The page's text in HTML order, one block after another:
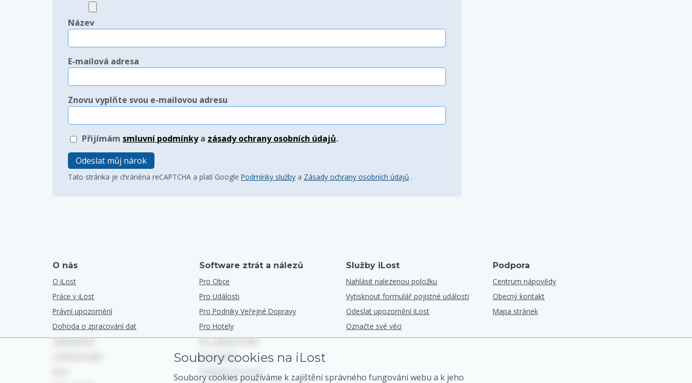
Název
E-mailová adresa
Znovu vyplňte svou e-mailovou adresu
Přijímám smluvní podmínkya zásady ochrany osobních údajů.
Odeslat můj nárok
Tato stránka je chráněna reCAPTCHA a platí Google Podmínky služby a Zásady ochrany osobních údajů .
O nás
O iLost
Práce v iLost
Právní upozornění
Dohoda o zpracování dat
Zabezpečení
Software ztrát a nálezů
Pro Obce
Pro Události
Pro Podniky Veřejné Dopravy
Pro Hotely
Pro Zábavní Parky
Pro Podniky
Služby iLost
Nahlásit nalezenou položku
Vytisknout formulář pojistné události
Odeslat upozornění iLost
Označte své věci
Podpora
Centrum nápovědy
Obecný kontakt
Mapa stránek
Soubory cookies na iLost
Soubory cookies používáme k zajištění správného fungování webu a k jeho